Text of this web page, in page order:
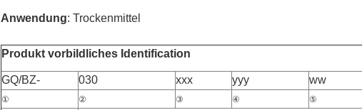
Anwendung: Trockenmittel
Produkt vorbildliches Identification
GQ/BZ- 030 xxx yyy ww
① ② ③ ④ ⑤